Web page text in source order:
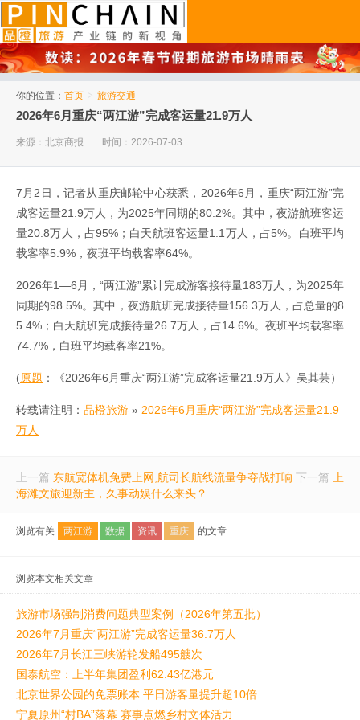
你的位置： 首页 > 旅游交通
2026年6月重庆“两江游”完成客运量21.9万人
来源：北京商报 时间：2026-07-03
7月2日，记者从重庆邮轮中心获悉，2026年6月，重庆“两江游”完
成客运量21.9万人，为2025年同期的80.2%。其中，夜游航班客运
量20.8万人，占95%；白天航班客运量1.1万人，占5%。白班平均
载客率5.9%，夜班平均载客率64%。
2026年1—6月，“两江游”累计完成游客接待量183万人，为2025年
同期的98.5%。其中，夜游航班完成接待量156.3万人，占总量的8
5.4%；白天航班完成接待量26.7万人，占14.6%。夜班平均载客率
74.7%，白班平均载客率21%。
(原题 ：《2026年6月重庆“两江游”完成客运量21.9万人》吴其芸）
转载请注明： 品橙旅游 » 2026年6月重庆“两江游”完成客运量21.9
万人
上一篇 东航宽体机免费上网,航司长航线流量争夺战打响 下一篇 上
海滩文旅迎新主，久事动娱什么来头？
浏览有关 两江游 数据 资讯 重庆 的文章
浏览本文相关文章
旅游市场强制消费问题典型案例（2026年第五批）
2026年7月重庆“两江游”完成客运量36.7万人
2026年7月长江三峡游轮发船495艘次
国泰航空：上半年集团盈利62.43亿港元
北京世界公园的免票账本:平日游客量提升超10倍
宁夏原州“村BA”落幕 赛事点燃乡村文体活力